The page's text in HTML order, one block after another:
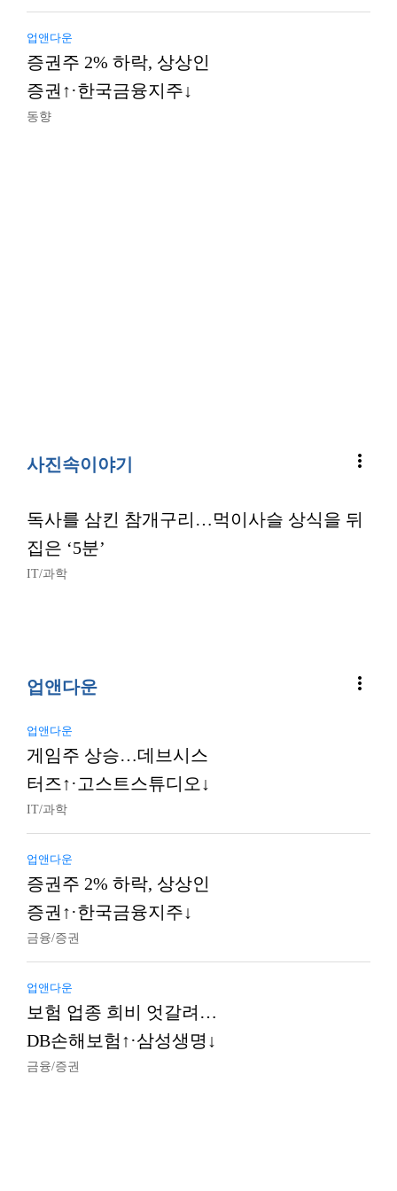
업앤다운
증권주 2% 하락, 상상인
증권↑·한국금융지주↓
동향
사진속이야기 more_vert
독사를 삼킨 참개구리…먹이사슬 상식을 뒤
집은 ‘5분’
IT/과학
업앤다운 more_vert
업앤다운
게임주 상승…데브시스
터즈↑·고스트스튜디오↓
IT/과학
업앤다운
증권주 2% 하락, 상상인
증권↑·한국금융지주↓
금융/증권
업앤다운
보험 업종 희비 엇갈려…
DB손해보험↑·삼성생명↓
금융/증권